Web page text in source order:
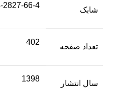
شابک
2827-66-4
تعداد صفحه
402
سال انتشار
1398